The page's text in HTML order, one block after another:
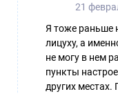
21
Я тоже раньше
лицуху, а
не могу в нем
пункты
других местах.